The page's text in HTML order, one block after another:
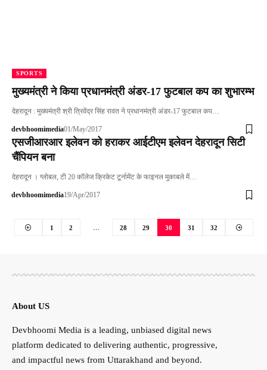
SPORTS
मुख्यमंत्री ने किया प्रधानमंत्री अंडर-17 फुटबाल कप का शुभारम्भ
देहरादून : मुख्यमंत्री श्री त्रिवेंद्र सिंह रावत ने प्रधानमंत्री अंडर-17 फुटबाल कप…
devbhoomimedia01/May/2017
एसजीआरआर इलेवन को हराकर आईटीएम इलेवन देहरादून सिटी
चैंपियन बना
देहरादून । ग्लोबल, टी 20 कॉलेज क्रिकेट टूर्नामेंट के फाइनल मुकाबले में…
devbhoomimedia19/Apr/2017
1 2 … 28 29 30 31 32
About US
Devbhoomi Media is a leading, unbiased digital news
platform dedicated to delivering authentic, progressive,
and impactful news from Uttarakhand and beyond.